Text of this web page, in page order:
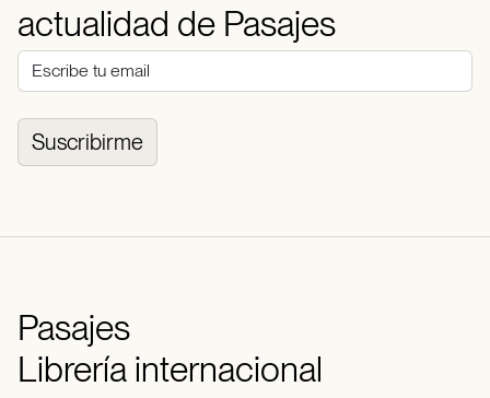
actualidad de Pasajes
Suscribirme
Pasajes
Librería internacional